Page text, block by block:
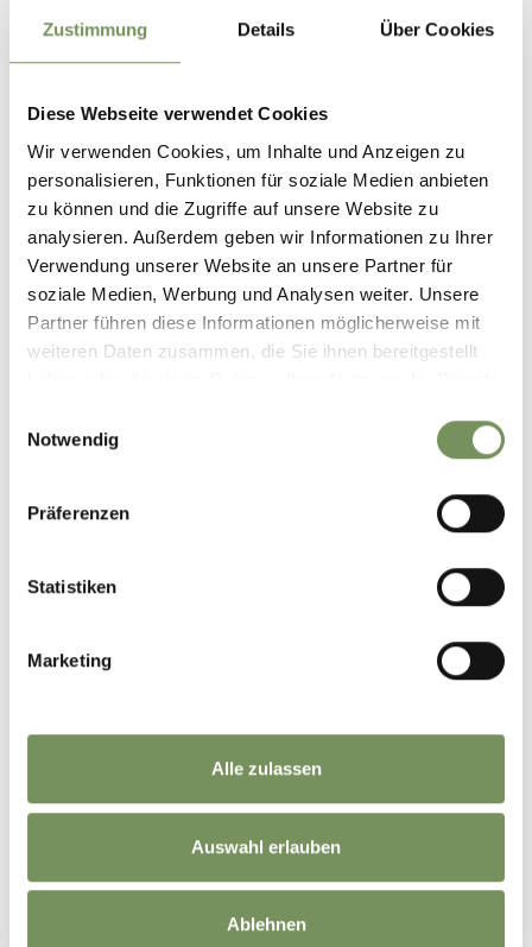
Zustimmung Details Über Cookies
Diese Webseite verwendet Cookies
Wir verwenden Cookies, um Inhalte und Anzeigen zu
personalisieren, Funktionen für soziale Medien anbieten
zu können und die Zugriffe auf unsere Website zu
analysieren. Außerdem geben wir Informationen zu Ihrer
Verwendung unserer Website an unsere Partner für
soziale Medien, Werbung und Analysen weiter. Unsere
Partner führen diese Informationen möglicherweise mit
weiteren Daten zusammen, die Sie ihnen bereitgestellt
Notwendig
Präferenzen
Statistiken
Marketing
Alle zulassen
Auswahl erlauben
Ablehnen
ALTO ADIGE GUESTPASS - IMPOSTAZIONI E
PDF - 419,83 KB
HERUNTERLADEN
AGBS UND DSGVO ERGÄNZUNG DE
PDF - 64,07 KB
HERUNTERLADEN
PDF - 1,28 MB
PDF - 66,83 KB